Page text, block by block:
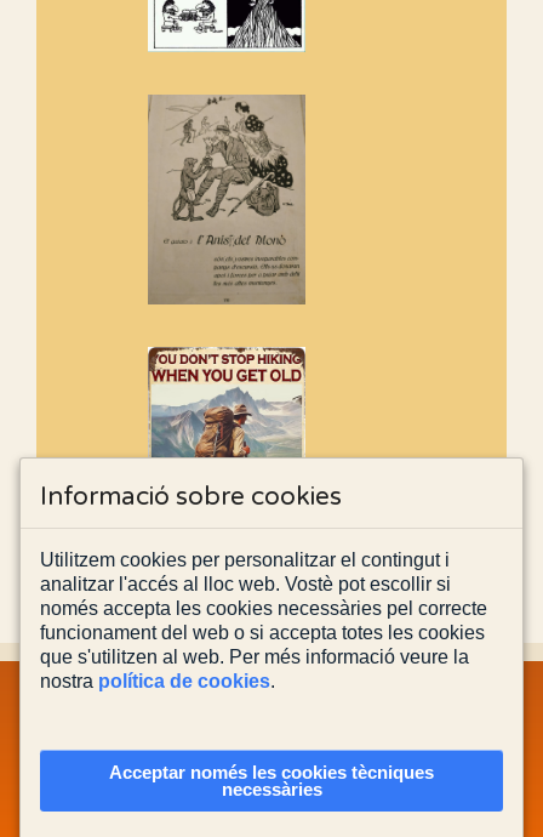
POLÍTICA DE COOKIES
CONTACTA'NS
Informació sobre cookies
Utilitzem cookies per personalitzar el contingut i
analitzar l'accés al lloc web. Vostè pot escollir si
només accepta les cookies necessàries pel correcte
funcionament del web o si accepta totes les cookies
que s'utilitzen al web. Per més informació veure la
nostra política de cookies.
Acceptar només les cookies tècniques
necessàries